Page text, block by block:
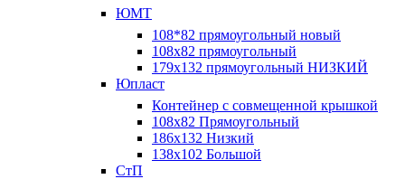
ЮМТ
108*82 прямоугольный новый
108х82 прямоугольный
179х132 прямоугольный НИЗКИЙ
Юпласт
Контейнер с совмещенной крышкой
108х82 Прямоугольный
186х132 Низкий
138х102 Большой
СтП